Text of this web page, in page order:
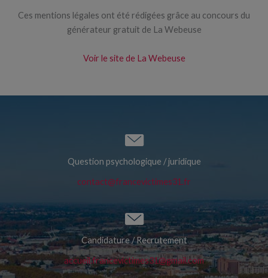
Ces mentions légales ont été rédigées grâce au concours du
générateur gratuit de La Webeuse
Voir le site de La Webeuse
Question psychologique / juridique
contact@francevictimes31.fr
Candidature / Recrutement
accueil.francevictimes31@gmail.com